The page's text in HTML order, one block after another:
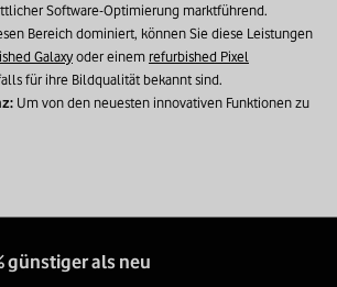
Software-Optimierung marktführend.
Bereich dominiert, können Sie diese Leistungen
Galaxyoder einem refurbished Pixel
für ihre Bildqualität bekannt sind.
Um von den neuesten innovativen Funktionen zu
bei Vodafone für anspruchsvolle Content Creator.
auf professionellem Niveau.
Modus, der Ihre Aufnahmen wie eine Kinokamera
günstiger als neu